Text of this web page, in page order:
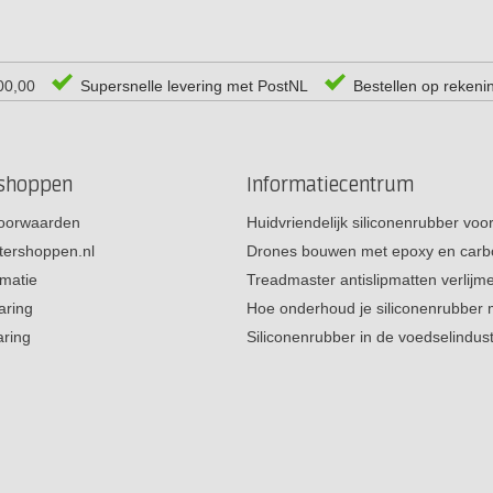
Supersnelle levering met PostNL Bestellen op
Informatiecentrum
Huidvriendelijk siliconenrubber
Drones bouwen met epoxy en
Treadmaster antislipmatten
Hoe onderhoud je siliconenrubber
Siliconenrubber in de